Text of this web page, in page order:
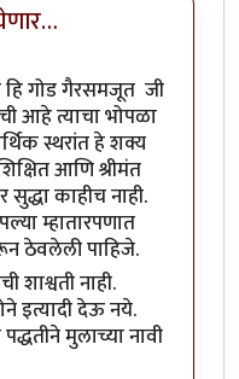
हि गोड गैरसमजूत जी
आहे त्याचा भोपळा
स्थरांत हे शक्य
आणि श्रीमंत
काहीच नाही.
म्हातारपणात
ठेवलेली पाहिजे.
शाश्वती नाही.
इत्यादी देऊ नये.
मुलाच्या नावी